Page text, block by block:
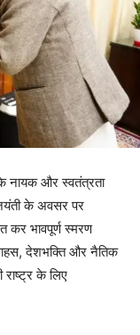
नायक और स्वतंत्रता
के अवसर पर
कर भावपूर्ण स्मरण
देशभक्ति और नैतिक
के लिए